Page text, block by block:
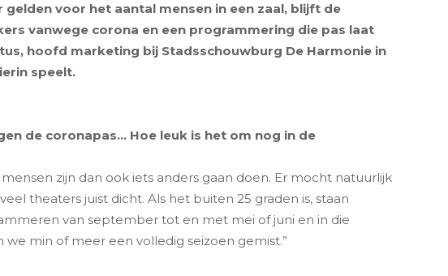
voor het aantal mensen in een zaal, blijft de
vanwege corona en een programmering die pas laat
hoofd marketing bij Stadsschouwburg De Harmonie in
speelt.
de coronapas… Hoe leuk is het om nog in de
zijn dan ook iets anders gaan doen. Er mocht natuurlijk
theaters juist dicht. Als het buiten 25 graden is, staan
van september tot en met mei of juni en in die
min of meer een volledig seizoen gemist.”